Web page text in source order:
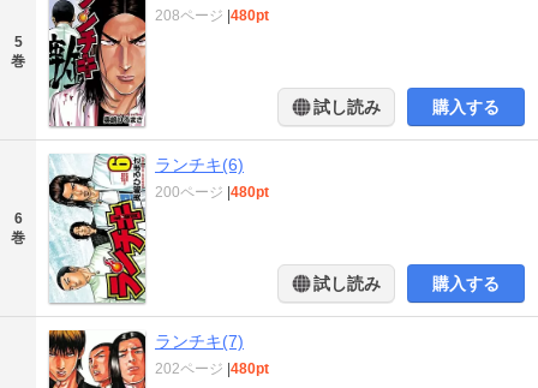
5
巻
208ページ 480pt
試し読み 購入する
6
巻
ランチキ(6)
200ページ 480pt
試し読み 購入する
ランチキ(7)
202ページ 480pt